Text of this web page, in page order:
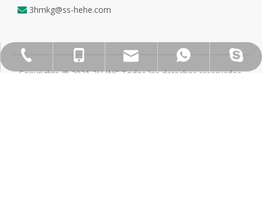
 3hmkg@ss-hehe.com
Copyrights @ 2021 3H INC Todos los derechos reservados.
+86 757 66851321
+8613413249243
3hmkg@ss-hehe.com
+8613413249243
evacao80